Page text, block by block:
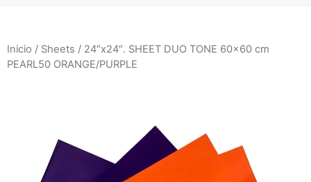
Inicio / Sheets / 24″x24″. SHEET DUO TONE 60×60 cm
PEARL50 ORANGE/PURPLE